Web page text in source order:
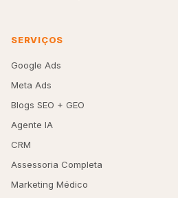
SERVIÇOS
Google Ads
Meta Ads
Blogs SEO + GEO
Agente IA
CRM
Assessoria Completa
Marketing Médico